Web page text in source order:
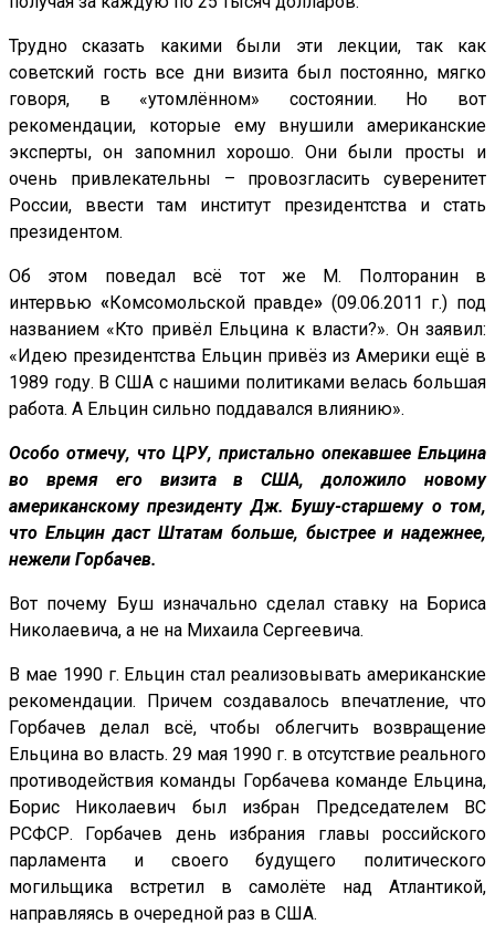
Трудно сказать какими были эти лекции, так как
советский гость все дни визита был постоянно, мягко
говоря, в «утомлённом» состоянии. Но вот
рекомендации, которые ему внушили американские
эксперты, он запомнил хорошо. Они были просты и
очень привлекательны – провозгласить суверенитет
России, ввести там институт президентства и стать
президентом.
Об этом поведал всё тот же М. Полторанин в
интервью « Комсомольской правде» (09.06.2011 г.) под
названием «Кто привёл Ельцина к власти?». Он заявил:
«Идею президентства Ельцин привёз из Америки ещё в
1989 году. В США с нашими политиками велась большая
работа. А Ельцин сильно поддавался влиянию».
Особо отмечу, что ЦРУ, пристально опекавшее Ельцина
во время его визита в США, доложило новому
американскому президенту Дж. Бушу-старшему о том,
что Ельцин даст Штатам больше, быстрее и надежнее,
нежели Горбачев.
Вот почему Буш изначально сделал ставку на Бориса
Николаевича, а не на Михаила Сергеевича.
В мае 1990 г. Ельцин стал реализовывать американские
рекомендации. Причем создавалось впечатление, что
Горбачев делал всё, чтобы облегчить возвращение
Ельцина во власть. 29 мая 1990 г. в отсутствие реального
противодействия команды Горбачева команде Ельцина,
Борис Николаевич был избран Председателем ВС
РСФСР. Горбачев день избрания главы российского
парламента и своего будущего политического
могильщика встретил в самолёте над Атлантикой,
направляясь в очередной раз в США.